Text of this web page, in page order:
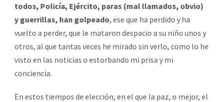
todos, Policía, Ejército, paras (mal llamados, obvio)
y guerrillas, han golpeado, ese que ha perdido y ha
vuelto a perder, que le mataron despacio a su niño unos y
otros, al que tantas veces he mirado sin verlo, como lo he
visto en las noticias o estorbando mi prisa y mi
conciencia.
En estos tiempos de elección, en el que la paz, o mejor, el